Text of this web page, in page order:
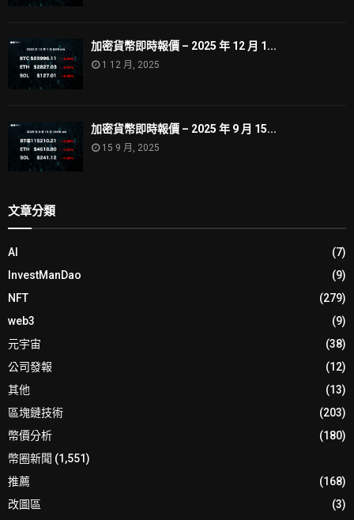
加密貨幣即時報價 – 2025 年 12 月 1...
1 12 月, 2025
加密貨幣即時報價 – 2025 年 9 月 15...
15 9 月, 2025
文章分類
AI
(7)
InvestManDao
(9)
NFT
(279)
web3
(9)
元宇宙
(38)
公司發報
(12)
其他
(13)
區塊鏈技術
(203)
幣價分析
(180)
幣圈新聞 (1,551)
推薦
(168)
改圖區
(3)